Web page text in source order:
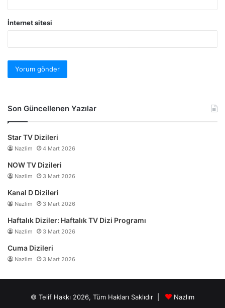
İnternet sitesi
Son Güncellenen Yazılar
Star TV Dizileri
Nazlim 4 Mart 2026
NOW TV Dizileri
Nazlim 3 Mart 2026
Kanal D Dizileri
Nazlim 3 Mart 2026
Haftalık Diziler: Haftalık TV Dizi Programı
Nazlim 3 Mart 2026
Cuma Dizileri
Nazlim 3 Mart 2026
© Telif Hakkı 2026, Tüm Hakları Saklıdır | Nazlım